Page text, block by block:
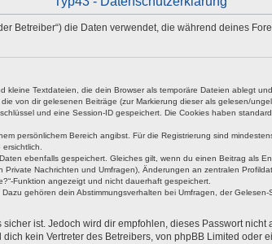
Betreiber“) die Daten verwendet, die während deines
Textdateien, die dein Browser als temporäre Dateien ablegt
von dir gelesenen Beiträge (zur Markierung dieser als gelesen/
und eine Session-ID gespeichert. Die Cookies haben
persönlichem Bereich angibst. Für die Registrierung sind
ebenfalls gespeichert. Gleiches gilt, wenn du einen Beitrag als
Nachrichten und Umfragen), Änderungen an zentralen
Funktion angezeigt und nicht dauerhaft gespeichert.
gehören dein Abstimmungsverhalten bei Umfragen, der
ist. Jedoch wird dir empfohlen, dieses Passwort
kein Vertreter des Betreibers, von phpBB Limited